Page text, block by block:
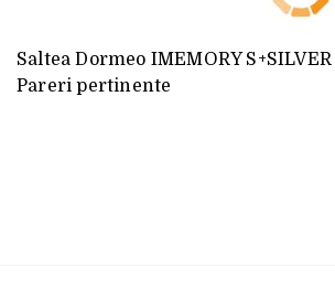
Saltea Dormeo IMEMORY
Pareri pertinente